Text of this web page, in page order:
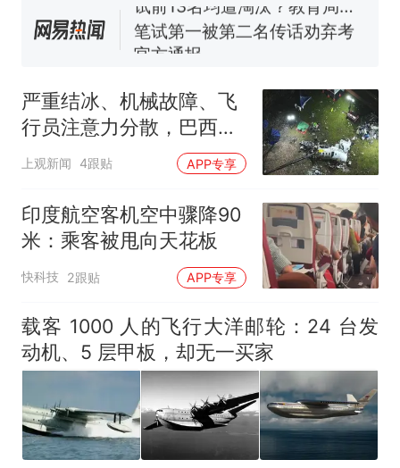
已叫停招聘，成立调查组全面
核查
笔试第一被第二名传话劝弃考
官方通报
因老师一句“跟我回家”改写了
人生
严重结冰、机械故障、飞
行员注意力分散，巴西空
难致死62人！警方指控十
上观新闻 4跟贴 APP专享
印度航空客机空中骤降90
米：乘客被甩向天花板
快科技 2跟贴 APP专享
载客 1000 人的飞行大洋邮轮：24 台发
动机、5 层甲板，却无一买家